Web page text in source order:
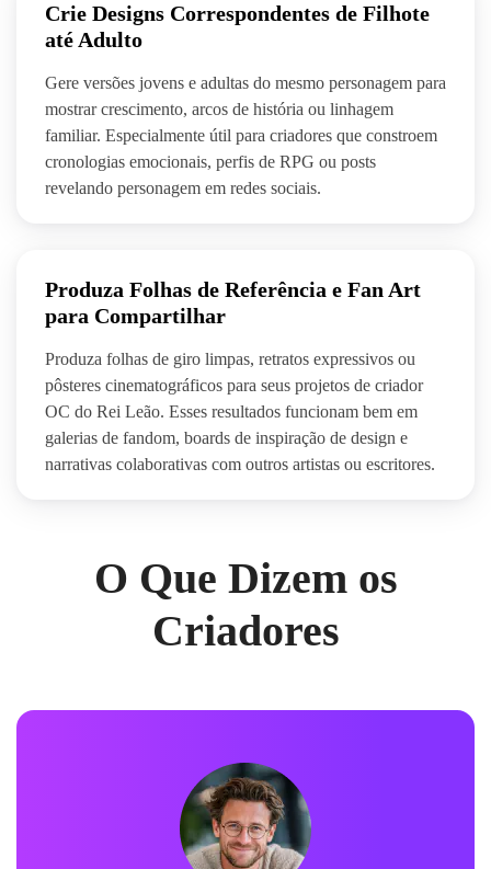
Crie Designs Correspondentes de Filhote
até Adulto
Gere versões jovens e adultas do mesmo personagem para
mostrar crescimento, arcos de história ou linhagem
familiar. Especialmente útil para criadores que constroem
cronologias emocionais, perfis de RPG ou posts
revelando personagem em redes sociais.
Produza Folhas de Referência e Fan Art
para Compartilhar
Produza folhas de giro limpas, retratos expressivos ou
pôsteres cinematográficos para seus projetos de criador
OC do Rei Leão. Esses resultados funcionam bem em
galerias de fandom, boards de inspiração de design e
narrativas colaborativas com outros artistas ou escritores.
O Que Dizem os
Criadores